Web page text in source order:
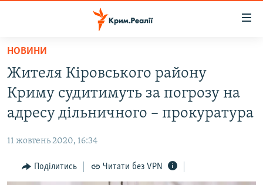
Перейти
основного
матеріалу
Перейти
до
основної
Перейти
до
ВІДЕО ТА ФОТО
БЛОГИ
ПОГЛЯД
НОВИНИ
Жителя Кіровського району
Криму судитимуть за погрозу на
адресу дільничного – прокуратура
11 жовтень 2020, 16:34
Поділитись Читати без VPN